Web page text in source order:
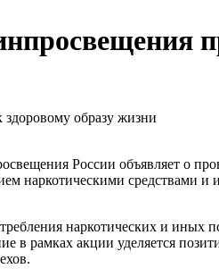
России объявляет о
наркотическими средствами
наркотических и иных
в рамках акции уделяется